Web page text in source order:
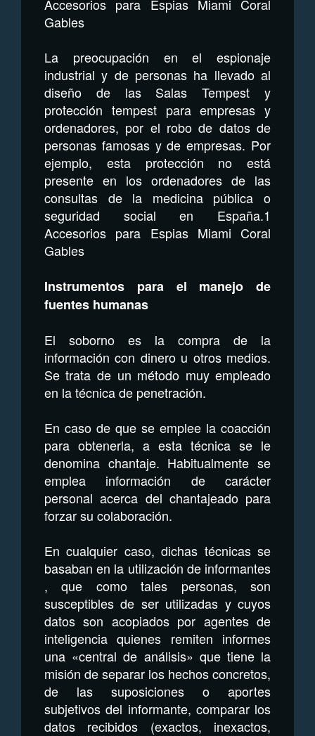
Accesorios para Espias Miami Coral
Gables
La preocupación en el espionaje
industrial y de personas ha llevado al
diseño de las Salas Tempest y
protección tempest para empresas y
ordenadores, por el robo de datos de
personas famosas y de empresas. Por
ejemplo, esta protección no está
presente en los ordenadores de las
consultas de la medicina pública o
seguridad social en España.1
Accesorios para Espias Miami Coral
Gables
Instrumentos para el manejo de
fuentes humanas
El soborno es la compra de la
información con dinero u otros medios.
Se trata de un método muy empleado
en la técnica de penetración.
En caso de que se emplee la coacción
para obtenerla, a esta técnica se le
denomina chantaje. Habitualmente se
emplea información de carácter
personal acerca del chantajeado para
forzar su colaboración.
En cualquier caso, dichas técnicas se
basaban en la utilización de informantes
, que como tales personas, son
susceptibles de ser utilizadas y cuyos
datos son acopiados por agentes de
inteligencia quienes remiten informes
una «central de análisis» que tiene la
misión de separar los hechos concretos,
de las suposiciones o aportes
subjetivos del informante, comparar los
datos recibidos (exactos, inexactos,